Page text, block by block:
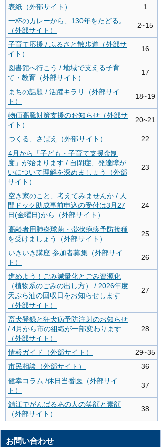
表紙（外部サイト）
1
一杯のカレーから、130年をたどる。
（外部サイト）
2~15
子育て応援 / ふるさと散歩道（外部サ
イト）
16
図書館へ行こう / 地域で支える子育
て・教育（外部サイト）
17
まちの話題 / 活躍キラリ（外部サイ
ト）
18~19
物価高騰対策支援のお知らせ（外部サ
イト）
20~21
つくる、さばえ（外部サイト）
22
4月から「子ども・子育て支援金制
度」が始まります / 自閉症、発達障が
いについて理解を深めましょう（外部
サイト）
23
空き家のこと、考えてみませんか / 人
間ドック助成事前申込の受付は3月27
日(金曜日)から（外部サイト）
24
高齢者用肺炎球菌・帯状疱疹予防接種
を受けましょう（外部サイト）
25
いきいき講座 参加者募集（外部サイ
ト）
26
進めよう！ごみ減量化とごみ資源化
（植物系のごみの出し方） / 2026年度
天ぷら油の回収日をお知らせします
（外部サイト）
27
畜犬登録と狂犬病予防注射のお知らせ
/ 4月から市の組織が一部変わります
（外部サイト）
28
情報ガイド（外部サイト）
29~35
市民相談（外部サイト）
36
健幸コラム /休日当番医（外部サイ
ト）
37
鯖江でがんばるあの人の笑顔と素顔
（外部サイト）
38
お問い合わせ